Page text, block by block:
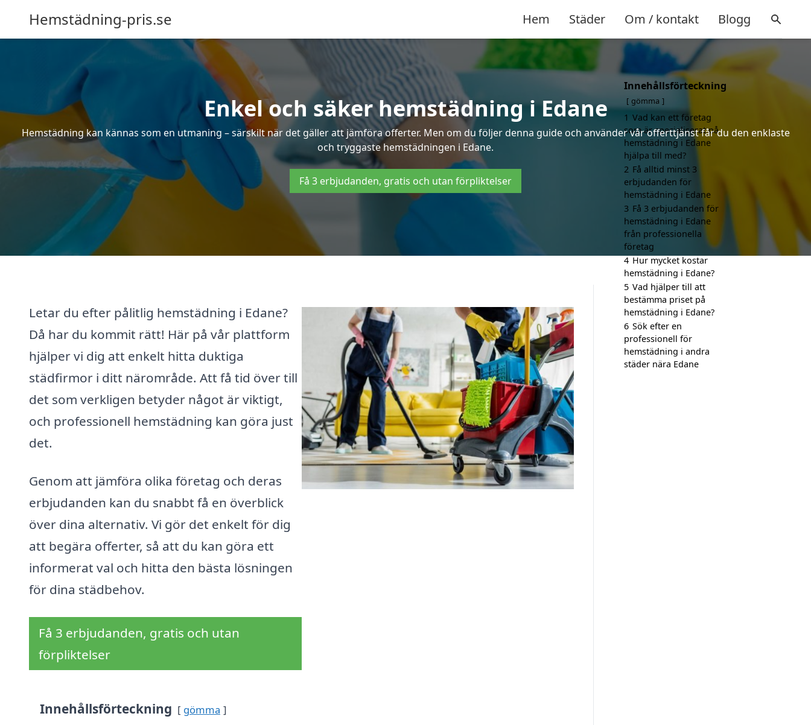
Hemstädning-pris.se Hem Städer Om / kontakt Blogg
Enkel och säker hemstädning i Edane
Hemstädning kan kännas som en utmaning – särskilt när det gäller att jämföra offerter. Men om du följer denna guide och använder vår offerttjänst får du den enklaste
och tryggaste hemstädningen i Edane.
Få 3 erbjudanden, gratis och utan förpliktelser
Letar du efter pålitlig hemstädning i Edane?
Då har du kommit rätt! Här på vår plattform
hjälper vi dig att enkelt hitta duktiga
städfirmor i ditt närområde. Att få tid över till
det som verkligen betyder något är viktigt,
och professionell hemstädning kan göra just
det.
Genom att jämföra olika företag och deras
erbjudanden kan du snabbt få en överblick
över dina alternativ. Vi gör det enkelt för dig
att begära offerter, så att du kan göra ett
informerat val och hitta den bästa lösningen
för dina städbehov.
Få 3 erbjudanden, gratis och utan
förpliktelser
Innehållsförteckning gömma
Innehållsförteckning
gömma
1 Vad kan ett företag
som är specialiserat på
hemstädning i Edane
hjälpa till med?
2 Få alltid minst 3
erbjudanden för
hemstädning i Edane
3 Få 3 erbjudanden för
hemstädning i Edane
från professionella
företag
4 Hur mycket kostar
hemstädning i Edane?
5 Vad hjälper till att
bestämma priset på
hemstädning i Edane?
6 Sök efter en
professionell för
hemstädning i andra
städer nära Edane